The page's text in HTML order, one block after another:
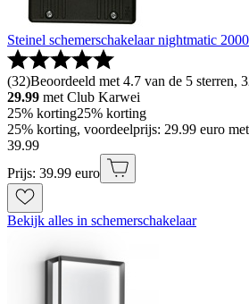
Steinel schemerschakelaar nightmatic
(32)Beoordeeld met 4.7 van de 5 sterren,
29.99 met Club Karwei
25% korting25% korting
25% korting, voordeelprijs: 29.99 euro
39.99
Prijs: 39.99 euro
Bekijk alles in schemerschakelaar